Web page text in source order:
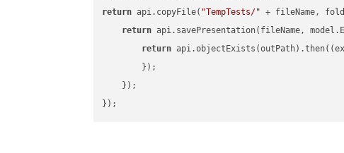
return api.copyFile( "TempTests/" + fileName,
return api.savePresentation(fileName,
return api.objectExists(outPath).then( (
        });
    });